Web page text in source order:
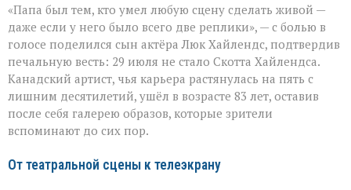
умел
делать
второстепенное
незабываемым»:
ушёл
Скотт
Хайлендс
«Папа был тем, кто умел любую сцену сделать живой —
даже если у него было всего две реплики», — с болью в
голосе поделился сын актёра Люк Хайлендс, подтвердив
печальную весть: 29 июля не стало Скотта Хайлендса.
Канадский артист, чья карьера растянулась на пять с
лишним десятилетий, ушёл в возрасте 83 лет, оставив
после себя галерею образов, которые зрители
вспоминают до сих пор.
От театральной сцены к телеэкрану